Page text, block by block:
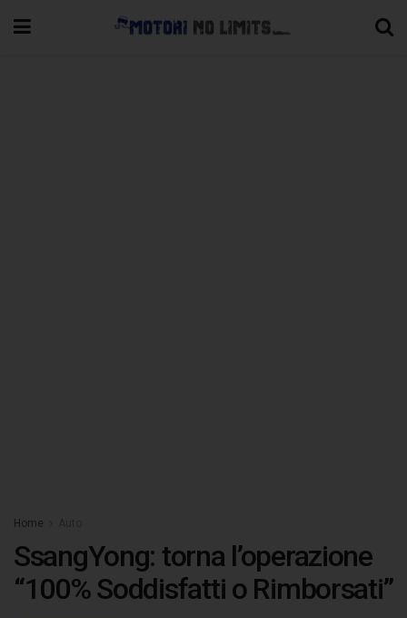
Home
SsangYong: torna l’operazione
“100% Soddisfatti o Rimborsati”